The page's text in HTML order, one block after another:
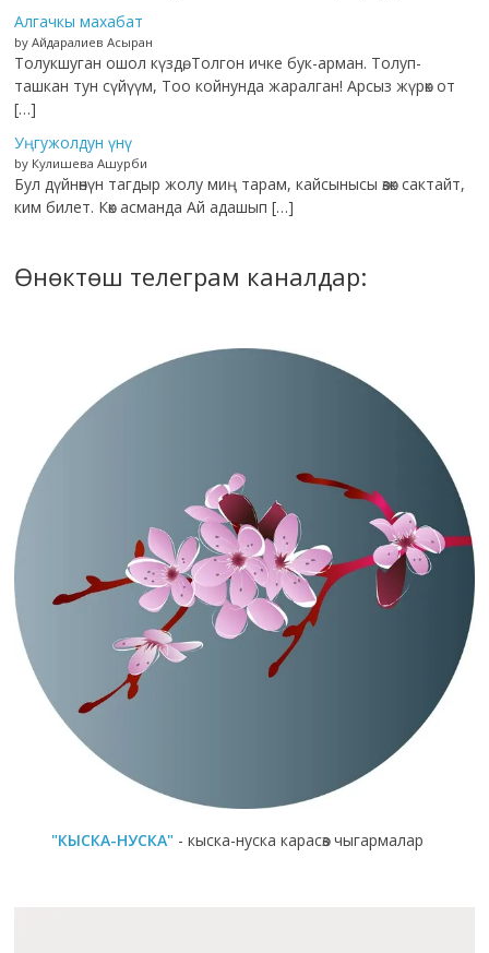
Алгачкы махабат
by Айдаралиев Асыран
Толукшуган ошол күздө, Толгон ичке бук-арман. Толуп-
ташкан тун сүйүүм, Тоо койнунда жаралган! Арсыз жүрөк от
[…]
Уңгужолдун үнү
by Кулишева Ашурби
Бул дүйнөнүн тагдыр жолу миң тарам, кайсынысы өзөк сактайт,
ким билет. Көк асманда Ай адашып […]
Өнөктөш телеграм каналдар:
"КЫСКА-НУСКА" - кыска-нуска карасөз чыгармалар